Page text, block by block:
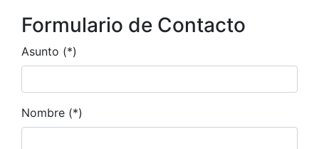
Formulario de Contacto
Asunto (*)
Nombre (*)